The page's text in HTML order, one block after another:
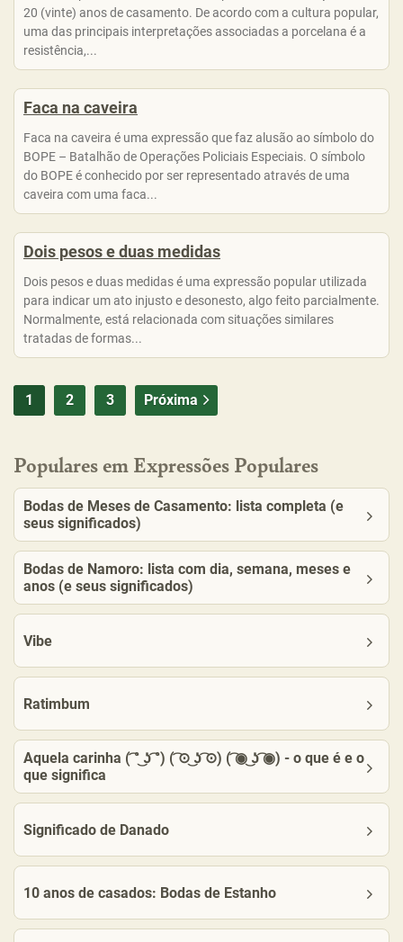
20 (vinte) anos de casamento. De acordo com a cultura popular,
uma das principais interpretações associadas a porcelana é a
resistência,...
Faca na caveira
Faca na caveira é uma expressão que faz alusão ao símbolo do
BOPE – Batalhão de Operações Policiais Especiais. O símbolo
do BOPE é conhecido por ser representado através de uma
caveira com uma faca...
Dois pesos e duas medidas
Dois pesos e duas medidas é uma expressão popular utilizada
para indicar um ato injusto e desonesto, algo feito parcialmente.
Normalmente, está relacionada com situações similares
tratadas de formas...
1 2 3 Próxima
Populares em Expressões Populares
Bodas de Meses de Casamento: lista completa (e
seus significados)
Bodas de Namoro: lista com dia, semana, meses e
anos (e seus significados)
Vibe
Ratimbum
Aquela carinha ( ͡° ͜ʖ ͡°) ( ͡⊙ ͜ʖ ͡⊙) ( ͡◉ ͜ʖ ͡◉) - o que é e o
que significa
Significado de Danado
10 anos de casados: Bodas de Estanho